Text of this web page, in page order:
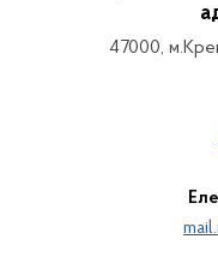
47000,